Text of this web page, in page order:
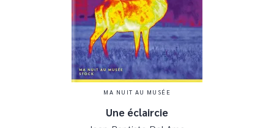
MA NUIT AU MUSÉE
Une éclaircie